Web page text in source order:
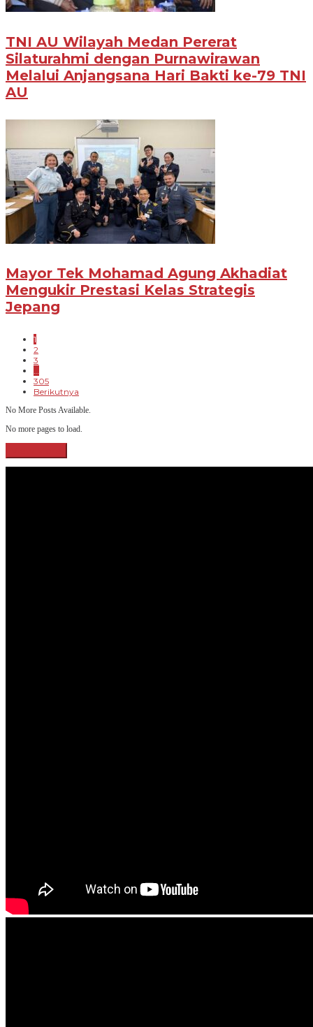
TNI AU Wilayah Medan Pererat
Silaturahmi dengan Purnawirawan
Melalui Anjangsana Hari Bakti ke-79 TNI
AU
Mayor Tek Mohamad Agung Akhadiat
Mengukir Prestasi Kelas Strategis
Jepang
1
2
3
305
Berikutnya
No More Posts Available.
No more pages to load.